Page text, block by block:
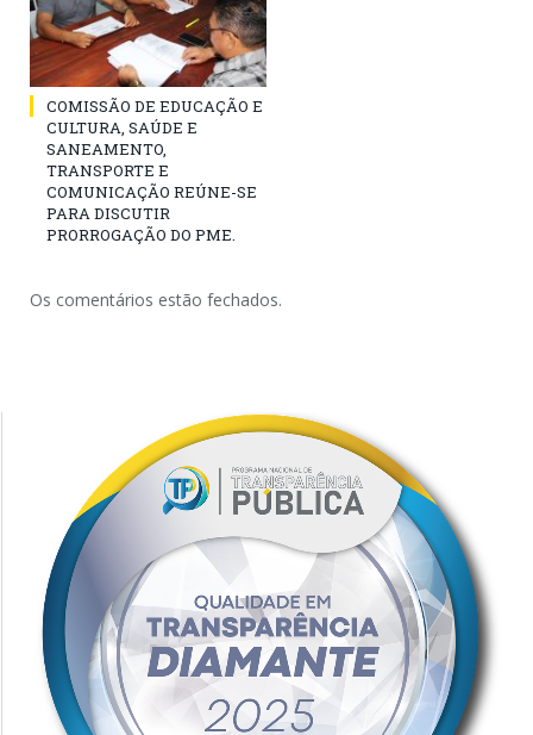
COMISSÃO DE EDUCAÇÃO E
CULTURA, SAÚDE E
SANEAMENTO,
TRANSPORTE E
COMUNICAÇÃO REÚNE-SE
PARA DISCUTIR
PRORROGAÇÃO DO PME.
Os comentários estão fechados.